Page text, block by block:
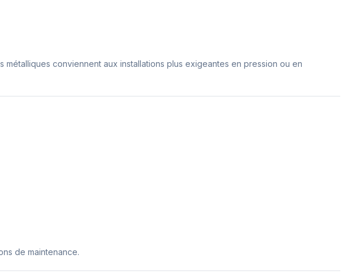
conviennent aux installations plus exigeantes en pression ou en
de maintenance.